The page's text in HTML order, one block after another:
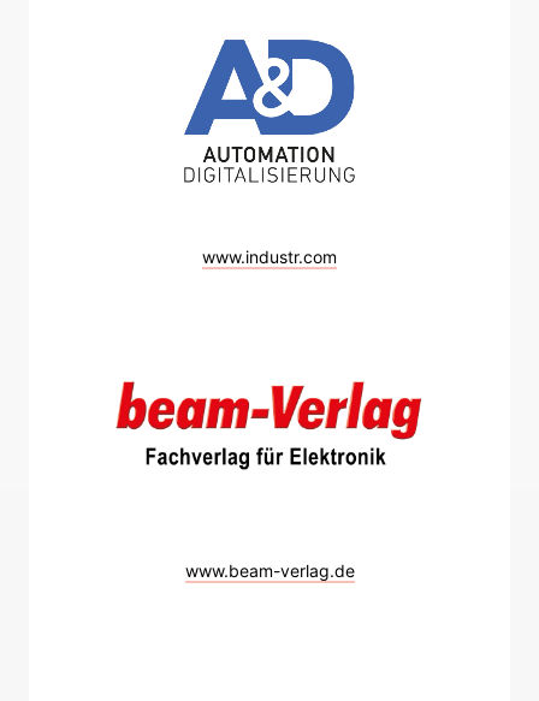
www.industr.com
www.beam-verlag.de